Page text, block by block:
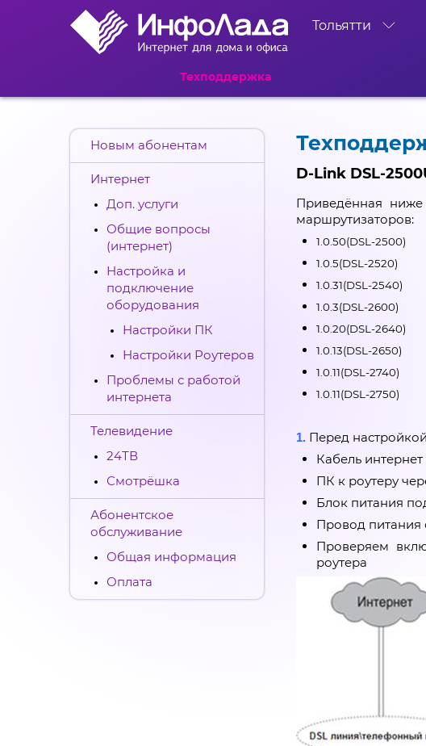
Тольятти
Техподдержка
Новым абонентам
Интернет
Доп. услуги
Общие вопросы
(интернет)
Настройка и
подключение
оборудования
Настройки ПК
Настройки Роутеров
Проблемы с работой
интернета
Телевидение
24ТВ
Смотрёшка
Абонентское
обслуживание
Общая информация
Оплата
D-Link DSL-
Приведённая
маршрутизаторов:
1.0.50(DSL-2500)
1.0.5(DSL-2520)
1.0.31(DSL-2540)
1.0.3(DSL-2600)
1.0.20(DSL-2640)
1.0.13(DSL-2650)
1.0.11(DSL-2740)
1.0.11(DSL-2750)
1. Перед
Кабель
ПК к роутеру
Блок питания
Провод питания
Проверяем
роутера